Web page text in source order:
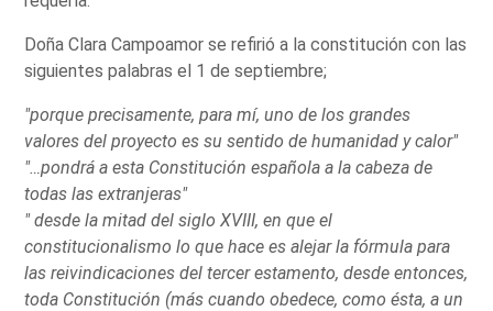
Doña Clara Campoamor se refirió a la constitución con las
siguientes palabras el 1 de septiembre;
"porque precisamente, para mí, uno de los grandes
valores del proyecto es su sentido de humanidad y calor"
"…pondrá a esta Constitución española a la cabeza de
todas las extranjeras"
" desde la mitad del siglo XVIII, en que el
constitucionalismo lo que hace es alejar la fórmula para
las reivindicaciones del tercer estamento, desde entonces,
toda Constitución (más cuando obedece, como ésta, a un